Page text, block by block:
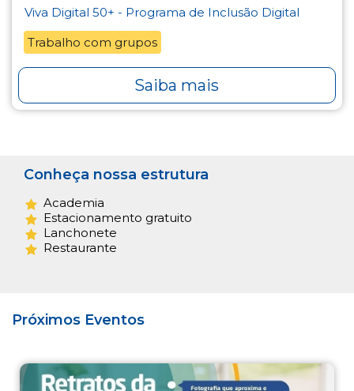
Viva Digital 50+ - Programa de Inclusão Digital
Trabalho com grupos
Saiba mais
Conheça nossa estrutura
Academia
Estacionamento gratuito
Lanchonete
Restaurante
Próximos Eventos